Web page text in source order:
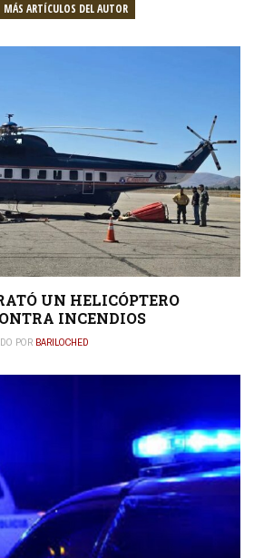
MÁS ARTÍCULOS DEL AUTOR
UN HELICÓPTERO
INCENDIOS
POR BARILOCHED